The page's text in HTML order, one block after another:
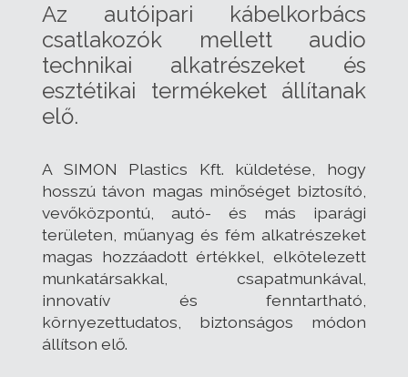
Az autóipari kábelkorbács
csatlakozók mellett audio
technikai alkatrészeket és
esztétikai termékeket állítanak
elő.
A SIMON Plastics Kft. küldetése, hogy
hosszú távon magas minőséget biztosító,
vevőközpontú, autó- és más iparági
területen, műanyag és fém alkatrészeket
magas hozzáadott értékkel, elkötelezett
munkatársakkal, csapatmunkával,
innovatív és fenntartható,
környezettudatos, biztonságos módon
állítson elő.